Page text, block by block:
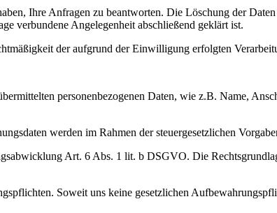
Ihre Anfragen zu beantworten. Die Löschung der
verbundene Angelegenheit abschließend geklärt ist.
der aufgrund der Einwilligung erfolgten
personenbezogenen Daten, wie z.B. Name,
werden im Rahmen der steuergesetzlichen
Art. 6 Abs. 1 lit. b DSGVO. Die
Soweit uns keine gesetzlichen